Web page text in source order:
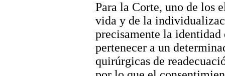
Para la Corte, uno de los
vida y de la
precisamente la identidad
pertenecer a un
quirúrgicas de